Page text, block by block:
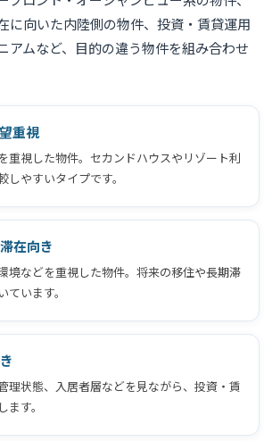
に向いた内陸側の物件、投資・賃貸運用
アムなど、目的の違う物件を組み合わせ
重視
重視した物件。セカンドハウスやリゾート利
やすいタイプです。
在向き
境などを重視した物件。将来の移住や長期滞
います。
理状態、入居者層などを見ながら、投資・賃
す。